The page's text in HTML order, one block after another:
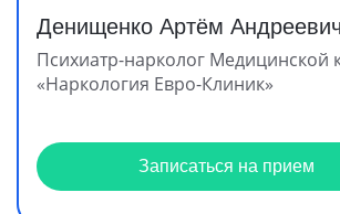
Денищенко Артём Андреевич
Психиатр-нарколог Медицинской
«Наркология Евро-Клиник»
Записаться на прием